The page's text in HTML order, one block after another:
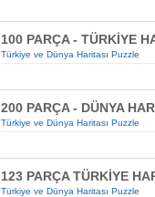
100 PARÇA - TÜRKİYE
Türkiye ve Dünya Haritası Puzzle
200 PARÇA - DÜNYA
Türkiye ve Dünya Haritası Puzzle
123 PARÇA TÜRKİYE
Türkiye ve Dünya Haritası Puzzle